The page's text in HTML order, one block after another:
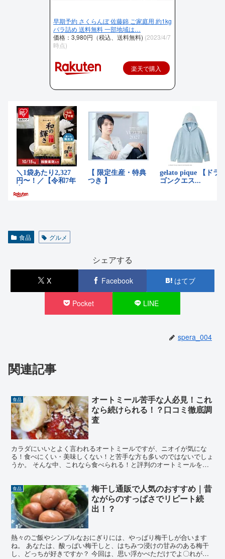
早期予約 さくらんぼ 佐藤錦 ご家庭用 約1kg
バラ詰め 送料無料 一部地域は…
価格：3,980円（税込、送料無料) (2023/4/7
時点)
楽天で購入
食品 グルメ
シェアする
X Facebook はてブ
Pocket LINE
spera_004
関連記事
食品
オートミール苦手な人必見！これ
なら続けられる！？口コミ徹底調
査
カラダにいいとよく言われるオートミールですが、ニオイが気にな
る！食べにくい・美味しくない！と苦手な方も多いのではないでしょ
うか。 そんな中、これなら食べられる！と評判のオートミールを楽
食品
梅干し通販で人気のおすすめ｜昔
ながらのすっぱさでリピート続
出！？
熱々のご飯やシンプルなおにぎりには、やっぱり梅干しが合います
ね。 あなたは、酸っぱい梅干しと、はちみつ浸けの甘みのある梅干
し、どっちが好きですか？ 今回は、思い浮かべただけでよ〇れがで